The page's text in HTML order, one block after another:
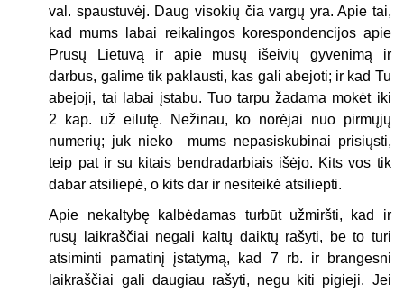
val. spaustuvėj. Daug visokių čia vargų yra. Apie tai,
kad mums labai reikalingos korespondencijos apie
Prūsų Lietuvą ir apie mūsų išeivių gyvenimą ir
darbus, galime tik paklausti, kas gali abejoti; ir kad Tu
abejoji, tai labai įstabu. Tuo tarpu žadama mokėt iki
2 kap. už eilutę. Nežinau, ko norėjai nuo pirmųjų
numerių; juk nieko mums nepasiskubinai prisiųsti,
teip pat ir su kitais bendradarbiais išėjo. Kits vos tik
dabar atsiliepė, o kits dar ir nesiteikė atsiliepti.
Apie nekaltybę kalbėdamas turbūt užmiršti, kad ir
rusų laikraščiai negali kaltų daiktų rašyti, be to turi
atsiminti pamatinį įstatymą, kad 7 rb. ir brangesni
laikraščiai gali daugiau rašyti, negu kiti pigieji. Jei